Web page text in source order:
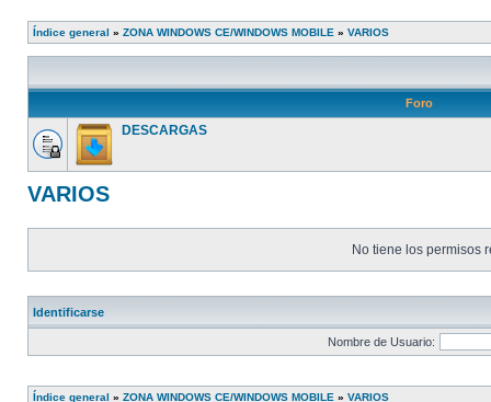
Índice general » ZONA WINDOWS CE/WINDOWS MOBILE » VARIOS
Foro
DESCARGAS
VARIOS
No tiene los permisos
Identificarse
Nombre de Usuario:
Índice general » ZONA WINDOWS CE/WINDOWS MOBILE » VARIOS